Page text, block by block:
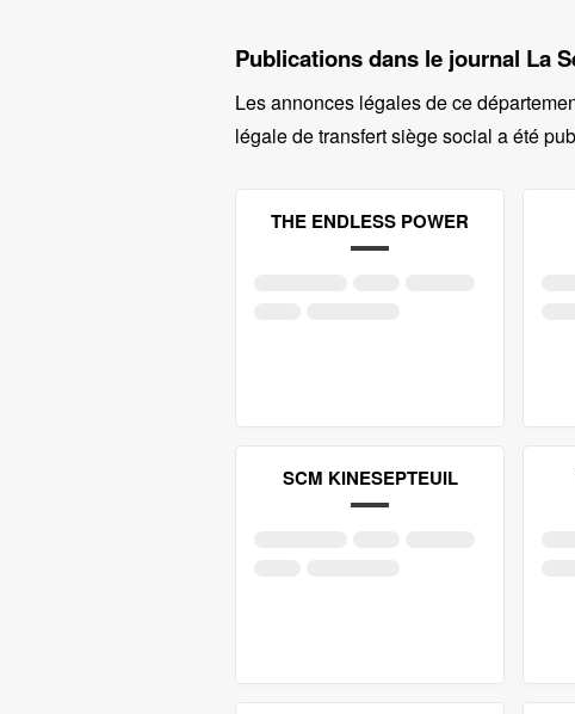
Publications dans le journal La
Les annonces légales de ce
légale de transfert siège social a été
THE ENDLESS POWER
SCM KINESEPTEUIL